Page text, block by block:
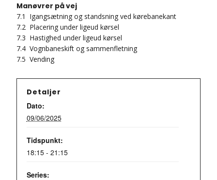
Manøvrer på vej
7.1 Igangsætning og standsning ved kørebanekant
7.2 Placering under ligeud kørsel
7.3 Hastighed under ligeud kørsel
7.4 Vognbaneskift og sammenfletning
7.5 Vending
Detaljer
Dato:
09/06/2025
Tidspunkt:
18:15 - 21:15
Series: